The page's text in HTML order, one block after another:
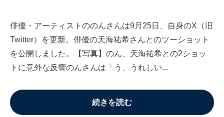
俳優・アーティストののんさんは9月25日、自身のX（旧
Twitter）を更新。俳優の天海祐希さんとのツーショット
を公開しました。【写真】のん、天海祐希との2ショッ
トに意外な反響のんさんは「う、うれしい...
続きを読む